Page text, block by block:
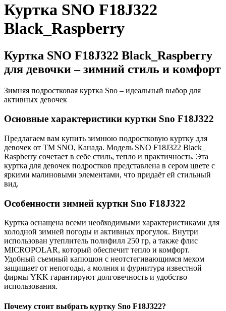
Куртка SNO F18J322
Black_Raspberry
Куртка SNO F18J322 Black_Raspberry
для девочки – зимний стиль и комфорт
Зимняя подростковая куртка Sno – идеальный выбор для
активных девочек
Основные характеристики куртки Sno F18J322
Предлагаем вам купить зимнюю подростковую куртку для
девочек от ТМ SNO, Канада. Модель SNO F18J322 Black_
Raspberry сочетает в себе стиль, тепло и практичность. Эта
куртка для девочек подростков представлена в сером цвете с
яркими малиновыми элементами, что придаёт ей стильный
вид.
Особенности зимней куртки Sno F18J322
Куртка оснащена всеми необходимыми характеристиками для
холодной зимней погоды и активных прогулок. Внутри
использован утеплитель полифилл 250 гр, а также флис
MICROPOLAR, который обеспечит тепло и комфорт.
Удобный съемный капюшон с неотстегивающимся мехом
защищает от непогоды, а молния и фурнитура известной
фирмы YKK гарантируют долговечность и удобство
использования.
Почему стоит выбрать куртку Sno F18J322?